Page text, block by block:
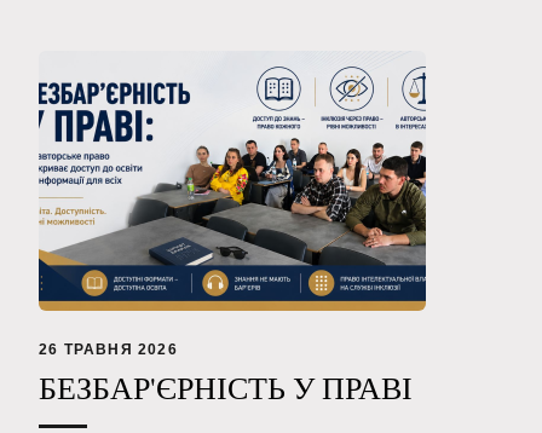
26 ТРАВНЯ 2026
БЕЗБАР'ЄРНІСТЬ У ПРАВІ